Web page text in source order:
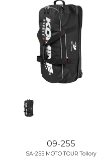
09-255
SA-255 MOTO TOUR Tollory